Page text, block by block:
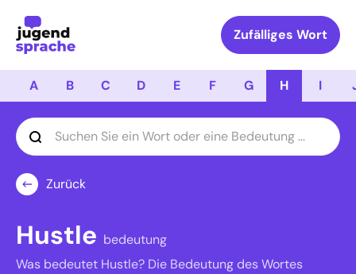
Zufälliges Wort
A B C D E F G H I
Zurück
Hustle bedeutung
Was bedeutet Hustle? Die Bedeutung des Wortes